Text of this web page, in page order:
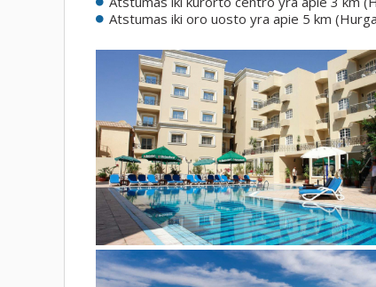
Atstumas iki oro uosto yra apie 5 km